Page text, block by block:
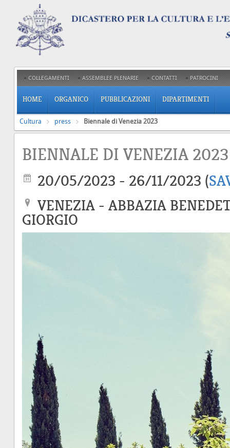
COLLEGAMENTI ASSEMBLEE PLENARIE CONTATTI PATROCINI
HOME ORGANICO PUBBLICAZIONI DIPARTIMENTI
Cultura press Biennale di Venezia 2023
BIENNALE DI VENEZIA 2023
20/05/2023 - 26/11/2023 (
VENEZIA - ABBAZIA
GIORGIO